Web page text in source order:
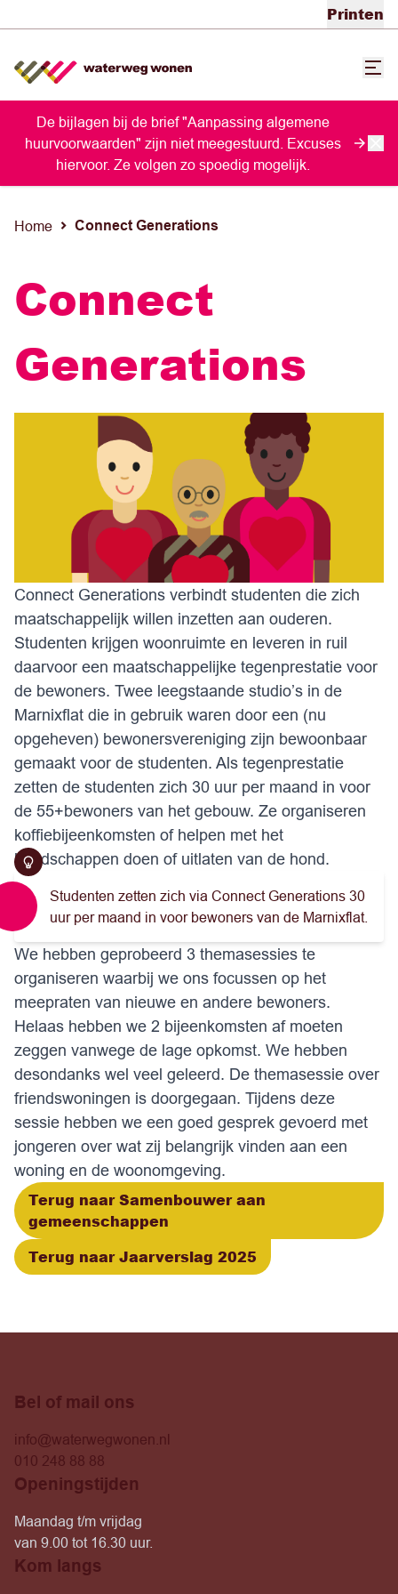
Printen
De bijlagen bij de brief "Aanpassing algemene
huurvoorwaarden" zijn niet meegestuurd. Excuses
hiervoor. Ze volgen zo spoedig mogelijk.
Home Connect Generations
Connect
Generations
Connect Generations verbindt studenten die zich
maatschappelijk willen inzetten aan ouderen.
Studenten krijgen woonruimte en leveren in ruil
daarvoor een maatschappelijke tegenprestatie voor
de bewoners. Twee leegstaande studio’s in de
Marnixflat die in gebruik waren door een (nu
opgeheven) bewonersvereniging zijn bewoonbaar
gemaakt voor de studenten. Als tegenprestatie
zetten de studenten zich 30 uur per maand in voor
de 55+bewoners van het gebouw. Ze organiseren
koffiebijeenkomsten of helpen met het
boodschappen doen of uitlaten van de hond.
Studenten zetten zich via Connect Generations 30
uur per maand in voor bewoners van de Marnixflat.
We hebben geprobeerd 3 themasessies te
organiseren waarbij we ons focussen op het
meepraten van nieuwe en andere bewoners.
Helaas hebben we 2 bijeenkomsten af moeten
zeggen vanwege de lage opkomst. We hebben
desondanks wel veel geleerd. De themasessie over
friendswoningen is doorgegaan. Tijdens deze
sessie hebben we een goed gesprek gevoerd met
jongeren over wat zij belangrijk vinden aan een
woning en de woonomgeving.
Terug naar Samenbouwer aan
gemeenschappen
Terug naar Jaarverslag 2025
Bel of mail ons
info@waterwegwonen.nl
010 248 88 88
Openingstijden
Maandag t/m vrijdag
van 9.00 tot 16.30 uur.
Kom langs